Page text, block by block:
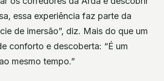
essa experiência faz parte da
de imersão”, diz. Mais do que um
conforto e descoberta: “É um
mesmo tempo.”